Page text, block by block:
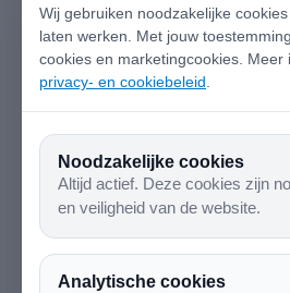
Wij gebruiken noodzakelijke
laten werken. Met jouw
cookies en marketingcookies. Meer
privacy- en cookiebeleid
Noodzakelijke cookies
Altijd actief. Deze cookies zijn
en veiligheid van de website.
Analytische cookies